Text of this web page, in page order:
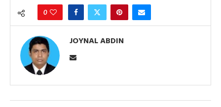
0
JOYNAL ABDIN